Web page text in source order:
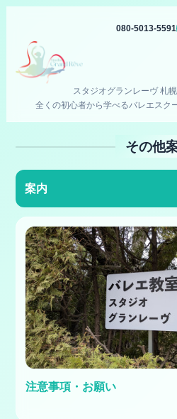
080-5013-5591
スタジオグランレーヴ 札
全くの初心者から学べるバレエスク
その他
案内
注意事項・お願い